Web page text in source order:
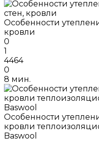
Особенности
кровли
0
1
4464
0
8 мин.
Особенности
кровли
Baswool